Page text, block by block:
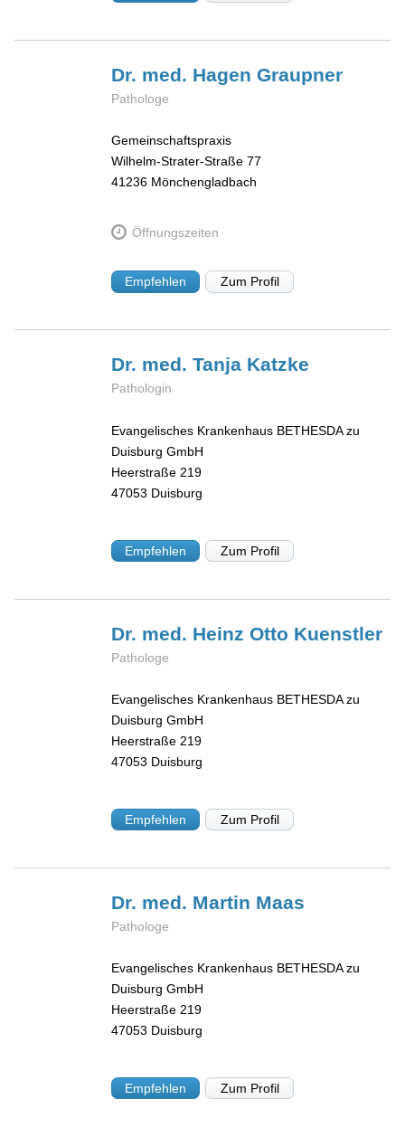
Dr. med. HagenGraupner
Pathologe
Gemeinschaftspraxis
Wilhelm-Strater-Straße 77
41236 Mönchengladbach
Öffnungszeiten
Empfehlen Zum Profil
Dr. med. Tanja Katzke
Pathologin
Evangelisches Krankenhaus BETHESDA zu
Duisburg GmbH
Heerstraße 219
47053 Duisburg
Empfehlen Zum Profil
Dr. med. Heinz Otto Kuenstler
Pathologe
Evangelisches Krankenhaus BETHESDA zu
Duisburg GmbH
Heerstraße 219
47053 Duisburg
Empfehlen Zum Profil
Dr. med. Martin Maas
Pathologe
Evangelisches Krankenhaus BETHESDA zu
Duisburg GmbH
Heerstraße 219
47053 Duisburg
Empfehlen Zum Profil